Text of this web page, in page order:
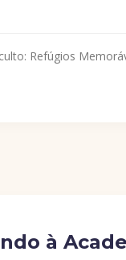
Refúgios
à